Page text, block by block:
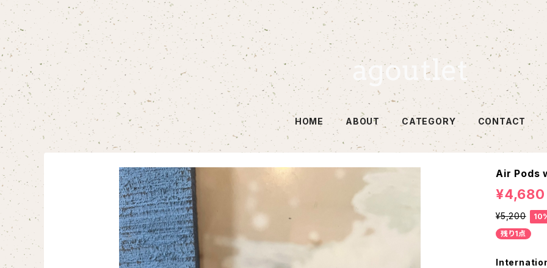
HOME ABOUT CATEGORY CONTACT
Air Pods
¥4,680
¥5,200
残り1点